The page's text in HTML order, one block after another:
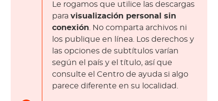
Le rogamos que utilice las descargas
paravisualización personal sin
conexión. No comparta archivos ni
los publique en línea. Los derechos y
las opciones de subtítulos varían
según el país y el título, así que
consulte el Centro de ayuda si algo
parece diferente en su localidad.